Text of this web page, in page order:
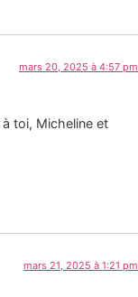
mars 20, 2025 à 4:57 pm
toi, Micheline et
mars 21, 2025 à 1:21 pm